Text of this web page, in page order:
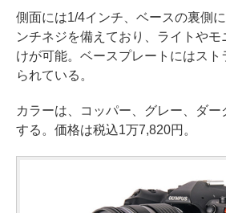
側面には1/4インチ、ベースの裏側
ンチネジを備えており、ライトや
けが可能。ベースプレートにはスト
られている。
カラーは、コッパー、グレー、ダ
する。価格は税込1万7,820円。